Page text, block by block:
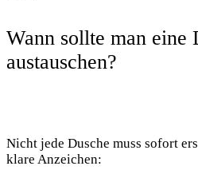
Wann sollte man eine
austauschen?
Nicht jede Dusche muss sofort
klare Anzeichen: